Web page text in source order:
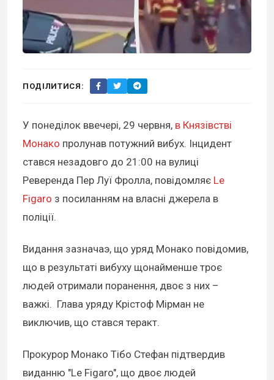
ПОДІЛИТИСЯ:
У понеділок ввечері, 29 червня, в Князівстві
Монако пролунав потужний вибух. Інцидент
стався незадовго до 21:00 на вулиці
Реверенда Пер Луї Фролла, повідомляє Le
Figaro з посиланням на власні джерела в
поліції.
Видання зазначаэ, що уряд Монако повідомив,
що в результаті вибуху щонайменше троє
людей отримали поранення, двоє з них –
важкі. Глава уряду Крістоф Мірман не
виключив, що стався теракт.
Прокурор Монако Тібо Стефан підтвердив
виданню "Le Figaro", що двоє людей